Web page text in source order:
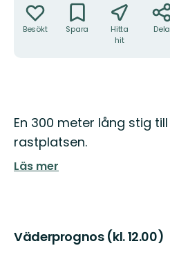
Besökt Spara
Hitta
hit
Dela
Beskrivning
En 300 meter lång stig till
rastplatsen.
Läs mer
Väderprognos (kl. 12.00)